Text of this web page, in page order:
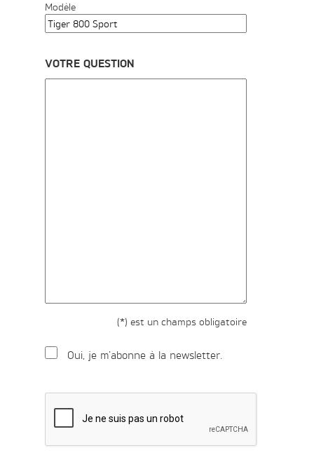
Modèle
VOTRE QUESTION
(*) est un champs obligatoire
Oui, je m'abonne à la newsletter.